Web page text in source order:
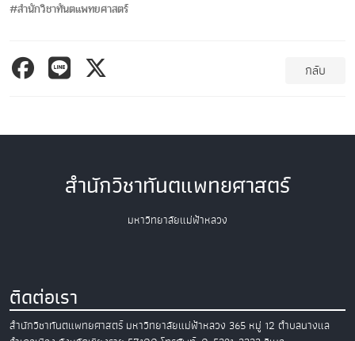
#สำนักวิชาทันตแพทยศาสตร์
กลับ
สำนักวิชาทันตแพทยศาสตร์
มหาวิทยาลัยแม่ฟ้าหลวง
ติดต่อเรา
สำนักวิชาทันตแพทยศาสตร์ มหาวิทยาลัยแม่ฟ้าหลวง 365 หมู่ 12 ตำบลนางแล